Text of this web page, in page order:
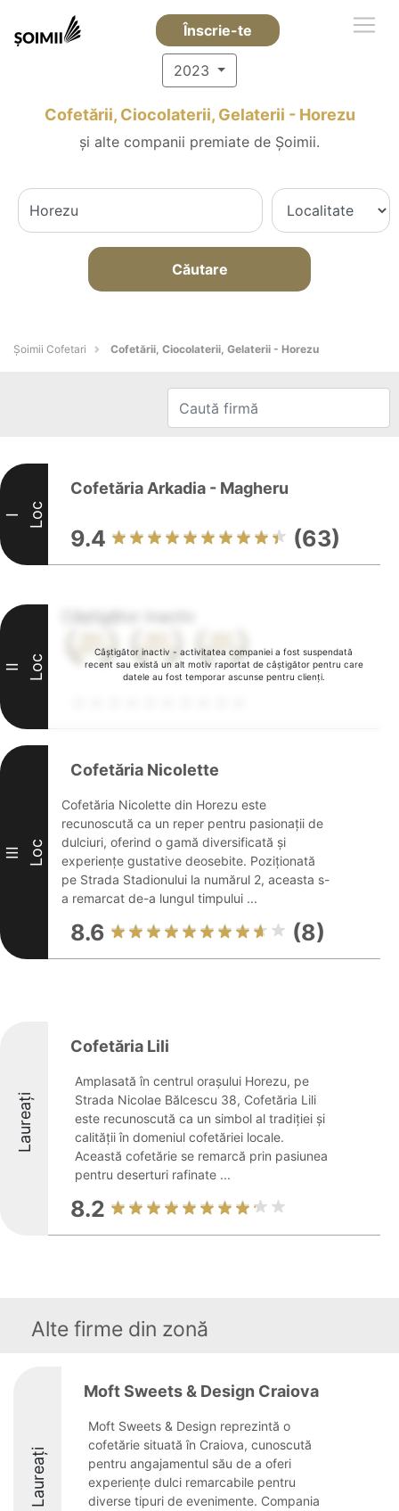
Înscrie-te
2023
Cofetării, Ciocolaterii, Gelaterii - Horezu
și alte companii premiate de Șoimii.
Căutare
Șoimii Cofetari Cofetării, Ciocolaterii, Gelaterii - Horezu
I Loc
Cofetăria Arkadia - Magheru
9.4 (63)
Câștigător inactiv - activitatea companiei a fost suspendată
recent sau există un alt motiv raportat de câștigător pentru care
datele au fost temporar ascunse pentru clienți.
II Loc
III Loc
Cofetăria Nicolette
Cofetăria Nicolette din Horezu este
recunoscută ca un reper pentru pasionații de
dulciuri, oferind o gamă diversificată și
experiențe gustative deosebite. Poziționată
pe Strada Stadionului la numărul 2, aceasta s-
a remarcat de-a lungul timpului ...
8.6 (8)
Laureați
Cofetăria Lili
Amplasată în centrul orașului Horezu, pe
Strada Nicolae Bălcescu 38, Cofetăria Lili
este recunoscută ca un simbol al tradiției și
calității în domeniul cofetăriei locale.
Această cofetărie se remarcă prin pasiunea
pentru deserturi rafinate ...
8.2
Alte firme din zonă
Laureați
Moft Sweets & Design Craiova
Moft Sweets & Design reprezintă o
cofetărie situată în Craiova, cunoscută
pentru angajamentul său de a oferi
experiențe dulci remarcabile pentru
diverse tipuri de evenimente. Compania